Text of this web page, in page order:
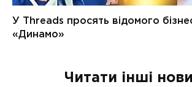
Читати інші